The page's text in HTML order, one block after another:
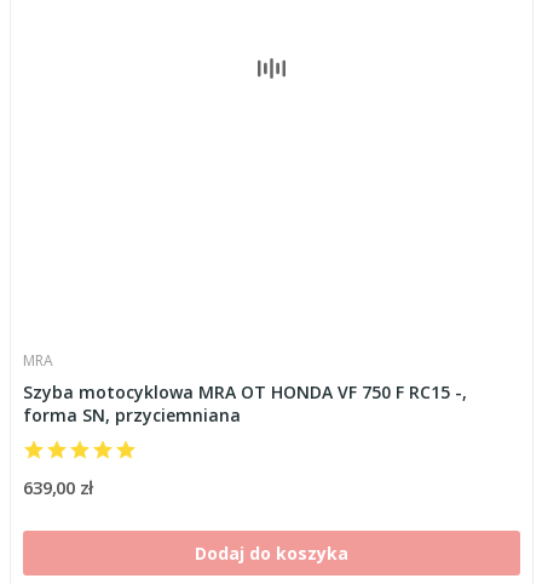
MRA
Szyba motocyklowa MRA OT HONDA VF 750 F RC15 -,
forma SN, przyciemniana
639,00 zł
Dodaj do koszyka